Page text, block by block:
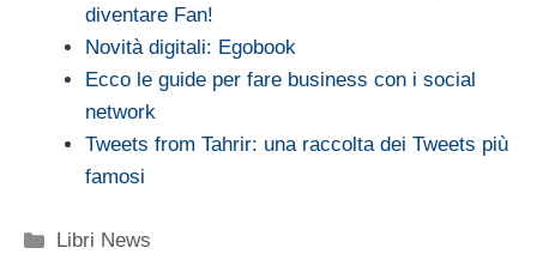
diventare Fan!
Novità digitali: Egobook
Ecco le guide per fare business con i social
network
Tweets from Tahrir: una raccolta dei Tweets più
famosi
Categorie
Libri News